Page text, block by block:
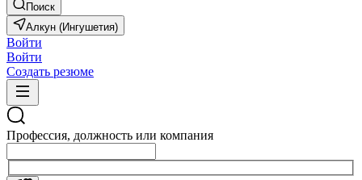
Поиск
Алкун (Ингушетия)
Войти
Войти
Создать резюме
Профессия, должность или компания